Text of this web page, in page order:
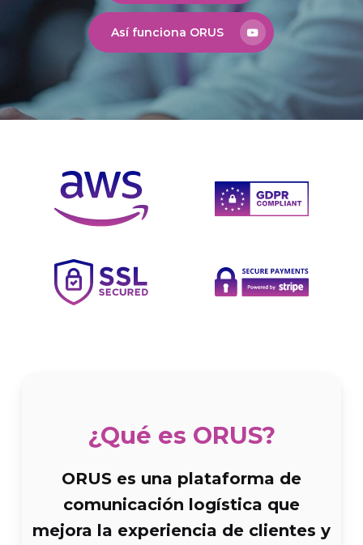
Así funciona ORUS
¿Qué es ORUS?
ORUS es una plataforma de
comunicación logística que
mejora la experiencia de clientes y